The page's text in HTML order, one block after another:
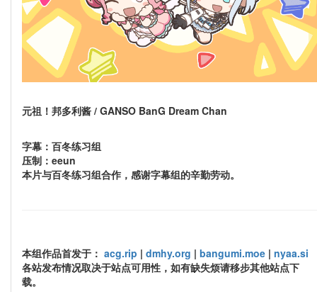
元祖！邦多利酱 / GANSO BanG Dream Chan
字幕：百冬练习组
压制：eeun
本片与百冬练习组合作，感谢字幕组的辛勤劳动。
本组作品首发于： acg.rip | dmhy.org | bangumi.moe | nyaa.si
各站发布情况取决于站点可用性，如有缺失烦请移步其他站点下
载。